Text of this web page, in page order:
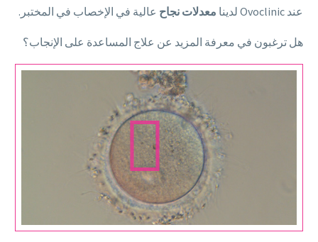
عند Ovoclinic لدينا معدلات نجاح عالية في الإخصاب في المختبر.
هل ترغبون في معرفة المزيد عن علاج المساعدة على الإنجاب؟
مشغل